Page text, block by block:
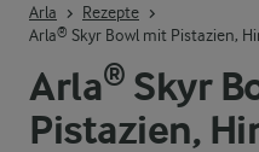
Arla® Skyr
Pistazien,
Arla
Rezepte
Arla® Skyr Bowl mit Pistazien,